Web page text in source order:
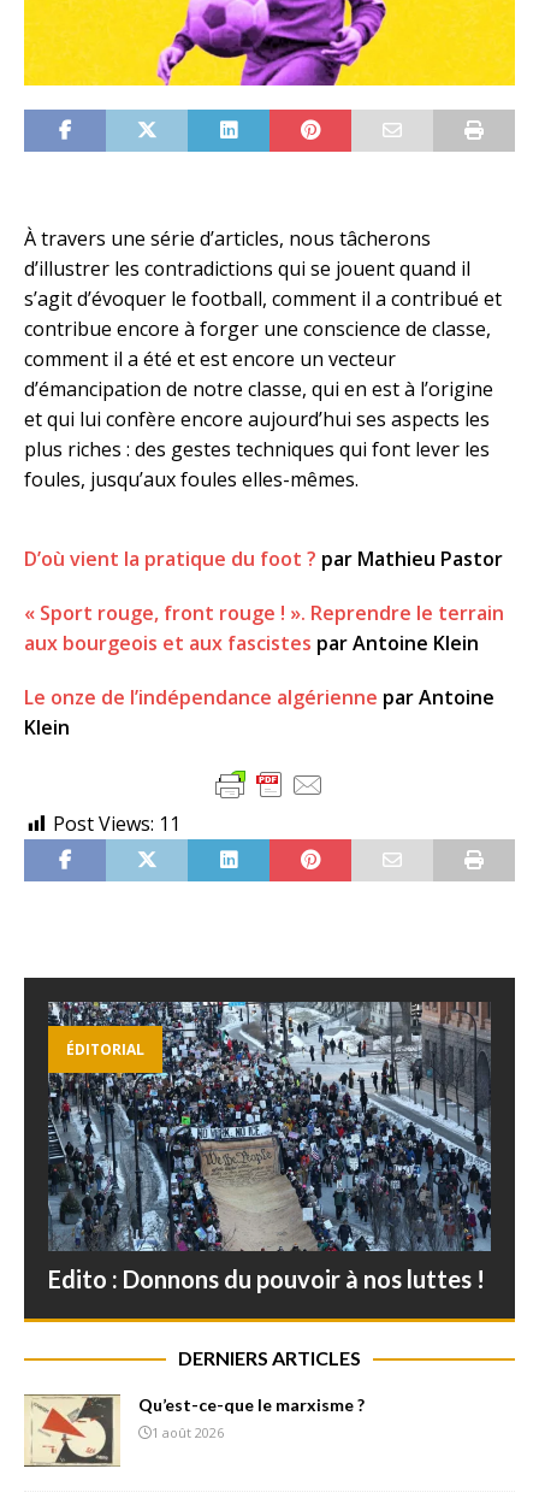
À travers une série d’articles, nous tâcherons
d’illustrer les contradictions qui se jouent quand il
s’agit d’évoquer le football, comment il a contribué et
contribue encore à forger une conscience de classe,
comment il a été et est encore un vecteur
d’émancipation de notre classe, qui en est à l’origine
et qui lui confère encore aujourd’hui ses aspects les
plus riches : des gestes techniques qui font lever les
foules, jusqu’aux foules elles-mêmes.
D’où vient la pratique du foot ? par Mathieu Pastor
« Sport rouge, front rouge ! ». Reprendre le terrain
aux bourgeois et aux fascistes par Antoine Klein
Le onze de l’indépendance algérienne par Antoine
Klein
Post Views: 11
ÉDITORIAL
Edito : Donnons du pouvoir à nos luttes !
DERNIERS ARTICLES
Qu’est-ce-que le marxisme ?
1 août 2026